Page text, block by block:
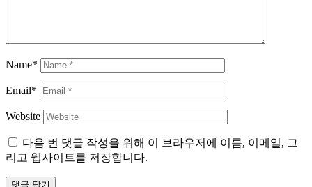
Name*
Email*
Website
다음 번 댓글 작성을 위해 이 브라우저에 이름, 이메일, 그
리고 웹사이트를 저장합니다.